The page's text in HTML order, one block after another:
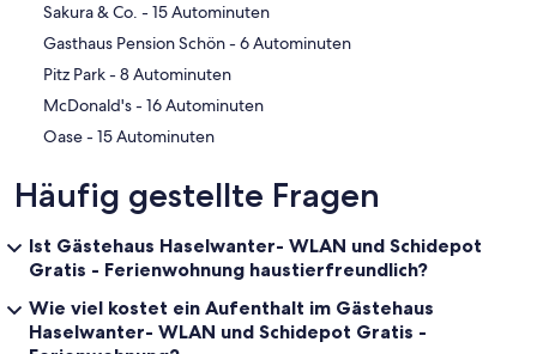
‪Sakura & Co. - ‬15 Autominuten
‪Gasthaus Pension Schön - ‬6 Autominuten
‪Pitz Park - ‬8 Autominuten
‪McDonald's - ‬16 Autominuten
‪Oase - ‬15 Autominuten
Häufig gestellte Fragen
Ist Gästehaus Haselwanter- WLAN und Schidepot
Gratis - Ferienwohnung haustierfreundlich?
Wie viel kostet ein Aufenthalt im Gästehaus
Haselwanter- WLAN und Schidepot Gratis -